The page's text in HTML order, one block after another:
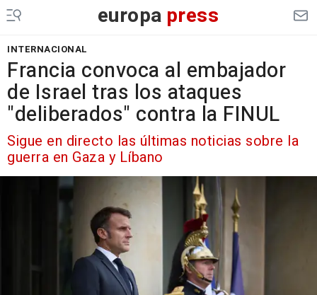
europa press
INTERNACIONAL
Francia convoca al embajador
de Israel tras los ataques
"deliberados" contra la FINUL
Sigue en directo las últimas noticias sobre la
guerra en Gaza y Líbano